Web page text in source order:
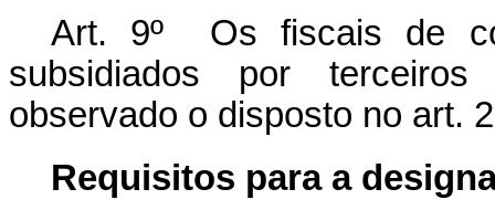
Art. 9º Os fiscais de
subsidiados por terceiros
observado o disposto no art.
Requisitos para a